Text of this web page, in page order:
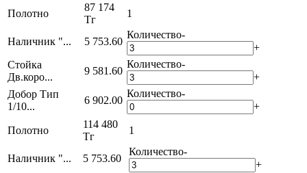
Полотно
87 174
Тг
1
Наличник "... 5 753.60
Количество-
+
Стойка
Дв.коро...
9 581.60
Количество-
+
Добор Тип
1/10...
6 902.00
Количество-
+
Полотно
114 480
Тг
1
Наличник "... 5 753.60
Количество-
+